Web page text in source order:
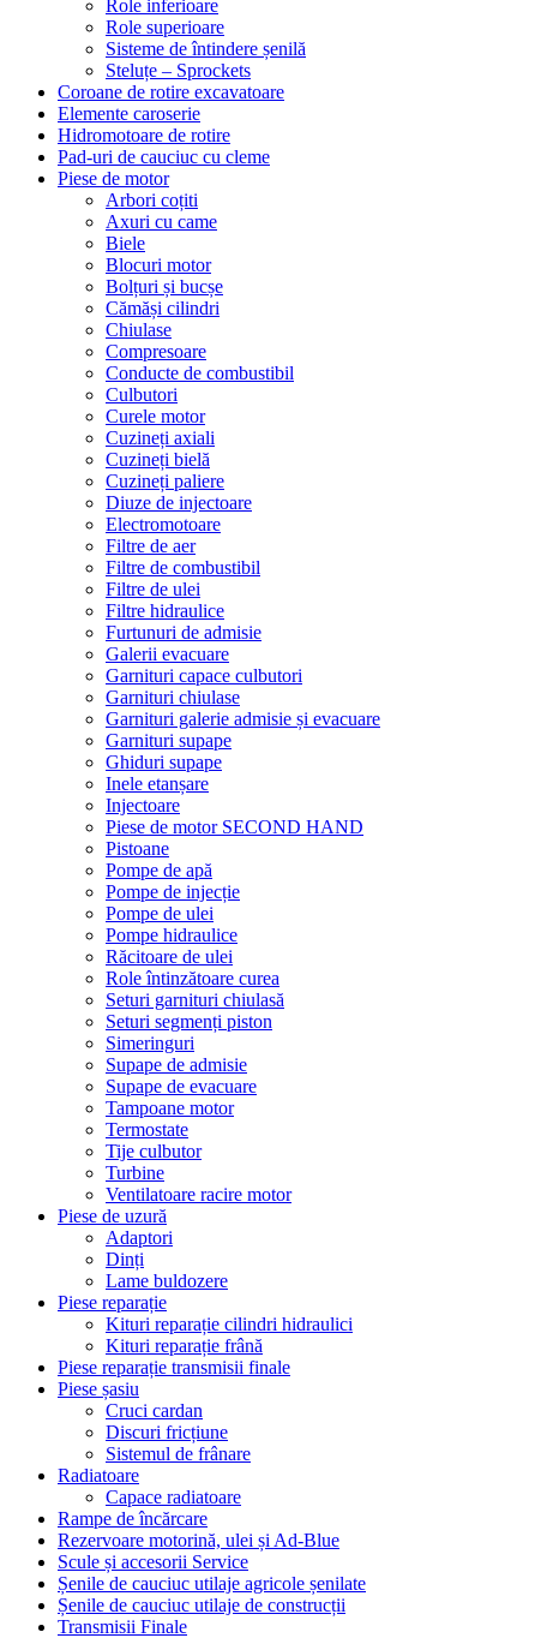
Role inferioare
Role superioare
Sisteme de întindere șenilă
Steluțe – Sprockets
Coroane de rotire excavatoare
Elemente caroserie
Hidromotoare de rotire
Pad-uri de cauciuc cu cleme
Piese de motor
Arbori coțiti
Axuri cu came
Biele
Blocuri motor
Bolțuri și bucșe
Cămăși cilindri
Chiulase
Compresoare
Conducte de combustibil
Culbutori
Curele motor
Cuzineți axiali
Cuzineți bielă
Cuzineți paliere
Diuze de injectoare
Electromotoare
Filtre de aer
Filtre de combustibil
Filtre de ulei
Filtre hidraulice
Furtunuri de admisie
Galerii evacuare
Garnituri capace culbutori
Garnituri chiulase
Garnituri galerie admisie și evacuare
Garnituri supape
Ghiduri supape
Inele etanșare
Injectoare
Piese de motor SECOND HAND
Pistoane
Pompe de apă
Pompe de injecție
Pompe de ulei
Pompe hidraulice
Răcitoare de ulei
Role întinzătoare curea
Seturi garnituri chiulasă
Seturi segmenți piston
Simeringuri
Supape de admisie
Supape de evacuare
Tampoane motor
Termostate
Tije culbutor
Turbine
Ventilatoare racire motor
Piese de uzură
Adaptori
Dinți
Lame buldozere
Piese reparație
Kituri reparație cilindri hidraulici
Kituri reparație frână
Piese reparație transmisii finale
Piese șasiu
Cruci cardan
Discuri fricțiune
Sistemul de frânare
Radiatoare
Capace radiatoare
Rampe de încărcare
Rezervoare motorină, ulei și Ad-Blue
Scule și accesorii Service
Șenile de cauciuc utilaje agricole șenilate
Șenile de cauciuc utilaje de construcții
Transmisii Finale